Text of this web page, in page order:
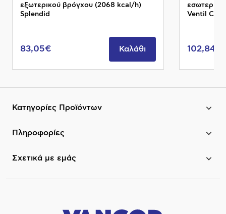
εξωτερικού βρόγχου (2068 kcal/h)
Splendid
83,05€ Καλάθι
Ventil
102,84€
Κατηγορίες Προϊόντων
Πληροφορίες
Σχετικά με εμάς